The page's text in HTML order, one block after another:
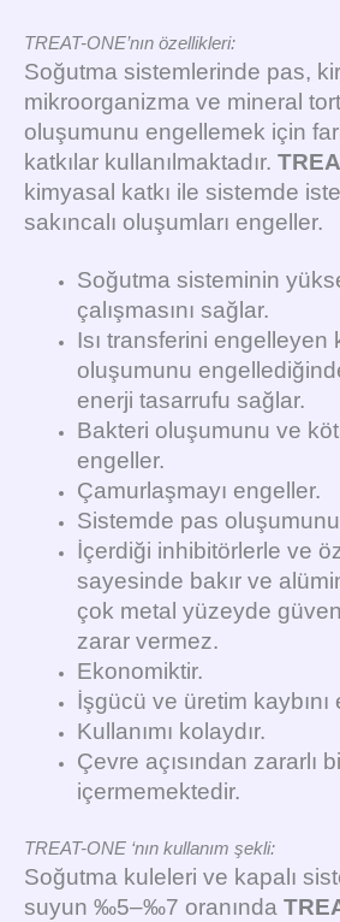
TREAT-ONE’nın özellikleri:
Soğutma sistemlerinde pas,
mikroorganizma ve mineral
oluşumunu engellemek için
katkılar kullanılmaktadır.
kimyasal katkı ile sistemde
sakıncalı oluşumları engeller.
Soğutma sisteminin
çalışmasını sağlar.
Isı transferini engelleyen
oluşumunu
enerji tasarrufu sağlar.
Bakteri oluşumunu ve
engeller.
Çamurlaşmayı engeller.
Sistemde pas
İçerdiği inhibitörlerle ve
sayesinde bakır ve
çok metal yüzeyde
zarar vermez.
Ekonomiktir.
İşgücü ve üretim kaybını
Kullanımı kolaydır.
Çevre açısından zararlı
içermemektedir.
TREAT-ONE ‘nın kullanım şekli:
Soğutma kuleleri ve kapalı
suyun ‰5–‰7 oranında